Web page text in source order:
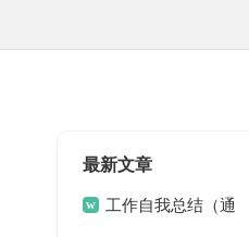
最新文章
工作自我总结（通